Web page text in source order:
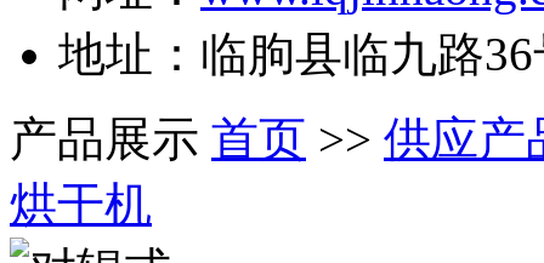
地址：临朐县临九路36
产品展示 首页 >> 供应产
烘干机